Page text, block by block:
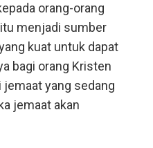
orang-orang
menjadi sumber
kuat untuk dapat
bagi orang Kristen
jemaat yang sedang
jemaat akan